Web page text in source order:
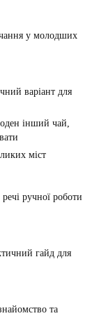
у молодших
варіант для
інший чай,
міст
ручної роботи
гайд для
та